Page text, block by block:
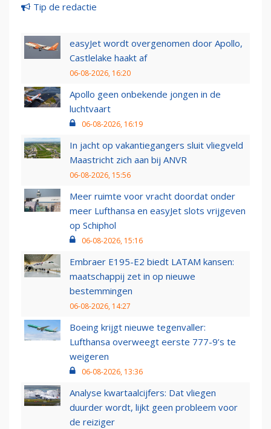
Tip de redactie
easyJet wordt overgenomen door Apollo,
Castlelake haakt af
06-08-2026, 16:20
Apollo geen onbekende jongen in de
luchtvaart
06-08-2026, 16:19
In jacht op vakantiegangers sluit vliegveld
Maastricht zich aan bij ANVR
06-08-2026, 15:56
Meer ruimte voor vracht doordat onder
meer Lufthansa en easyJet slots vrijgeven
op Schiphol
06-08-2026, 15:16
Embraer E195-E2 biedt LATAM kansen:
maatschappij zet in op nieuwe
bestemmingen
06-08-2026, 14:27
Boeing krijgt nieuwe tegenvaller:
Lufthansa overweegt eerste 777-9’s te
weigeren
06-08-2026, 13:36
Analyse kwartaalcijfers: Dat vliegen
duurder wordt, lijkt geen probleem voor
de reiziger